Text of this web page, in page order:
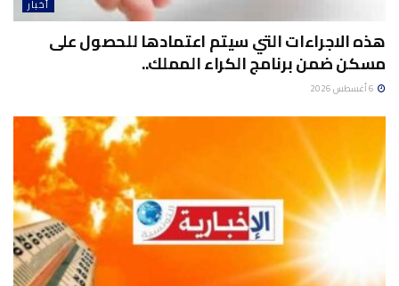
أخبار
هذه الاجراءات التي سيتم اعتمادها للحصول على
مسكن ضمن برنامج الكراء المملك..